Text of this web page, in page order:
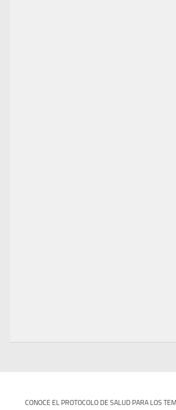
CONOCE EL PROTOCOLO DE SALUD PARA LOS